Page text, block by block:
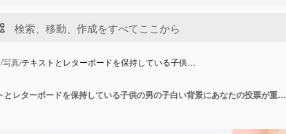
/写真/テキストとレターボードを保持している子供…
テキストとレターボードを保持している子供の男の子白い背景にあなたの投票が重要です